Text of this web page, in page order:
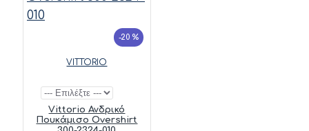
-20 %
VITTORIO
Vittorio Ανδρικό
Πουκάμισο Overshirt